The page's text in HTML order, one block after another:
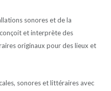
sonores et de la
et interprète des
originaux pour des lieux et
sonores et littéraires avec